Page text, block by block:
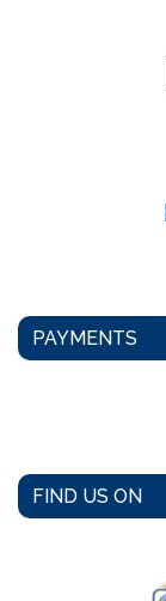
PAYMENTS
FIND US ON